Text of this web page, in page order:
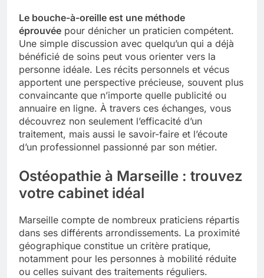
Le bouche-à-oreille est une méthode
éprouvée pour dénicher un praticien compétent.
Une simple discussion avec quelqu’un qui a déjà
bénéficié de soins peut vous orienter vers la
personne idéale. Les récits personnels et vécus
apportent une perspective précieuse, souvent plus
convaincante que n’importe quelle publicité ou
annuaire en ligne. À travers ces échanges, vous
découvrez non seulement l’efficacité d’un
traitement, mais aussi le savoir-faire et l’écoute
d’un professionnel passionné par son métier.
Ostéopathie à Marseille : trouvez
votre cabinet idéal
Marseille compte de nombreux praticiens répartis
dans ses différents arrondissements. La proximité
géographique constitue un critère pratique,
notamment pour les personnes à mobilité réduite
ou celles suivant des traitements réguliers.